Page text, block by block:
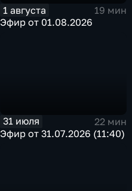
1 августа
19 мин
Эфир от 01.08.2026
31 июля
22 мин
Эфир от 31.07.2026 (11:40)